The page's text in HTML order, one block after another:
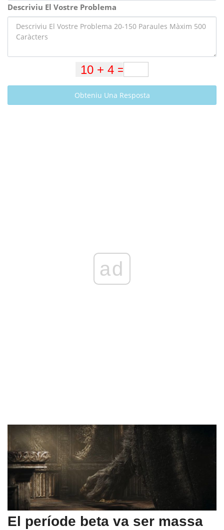
Descriviu El Vostre Problema
Obteniu Una Resposta
ad
El període beta va ser massa